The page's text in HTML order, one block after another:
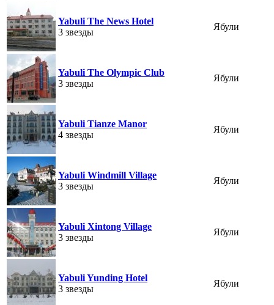
Yabuli The News Hotel
3 звезды
Ябули
Yabuli The Olympic Club
3 звезды
Ябули
Yabuli Tianze Manor
4 звезды
Ябули
Yabuli Windmill Village
3 звезды
Ябули
Yabuli Xintong Village
3 звезды
Ябули
Yabuli Yunding Hotel
3 звезды
Ябули